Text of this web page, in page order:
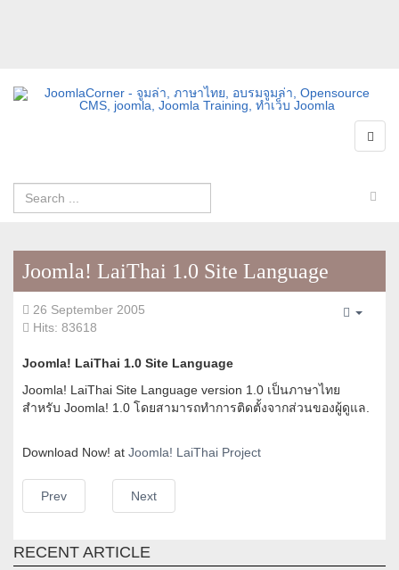
Joomla! LaiThai 1.0 Site Language
26 September 2005
Hits: 83618
Joomla! LaiThai 1.0 Site Language
Joomla! LaiThai Site Language version 1.0 เป็นภาษาไทย
สำหรับ Joomla! 1.0 โดยสามารถทำการติดตั้งจากส่วนของผู้ดูแล.
Download Now! at Joomla! LaiThai Project
Prev Next
RECENT ARTICLE